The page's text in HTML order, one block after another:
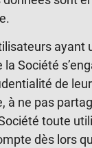
ayant
la Société
de
à ne pas
toute
dès lors